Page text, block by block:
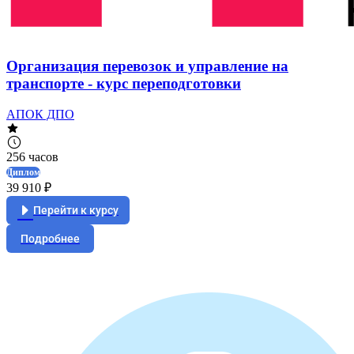
Организация перевозок и управление на
транспорте - курс переподготовки
АПОК ДПО
256 часов
Диплом
39 910 ₽
Перейти к курсу
Подробнее